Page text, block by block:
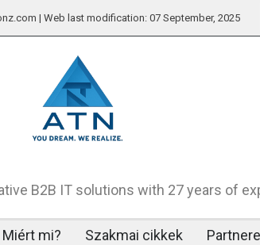
| Web last modification: 07 September, 2025
B2B IT solutions with 27 years of
Miért mi? Szakmai cikkek